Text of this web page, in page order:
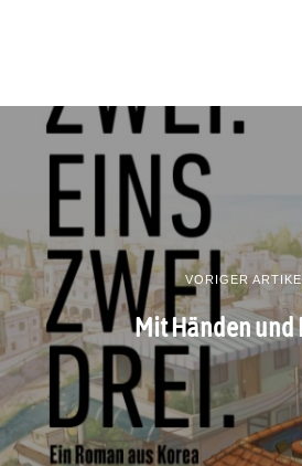
VORIGER
Mit Händen und